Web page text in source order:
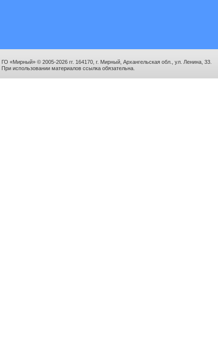
ГО «Мирный» © 2005-2026 гг. 164170, г. Мирный, Архангельская обл., ул. Ленина, 33.
При использовании материалов ссылка обязательна.